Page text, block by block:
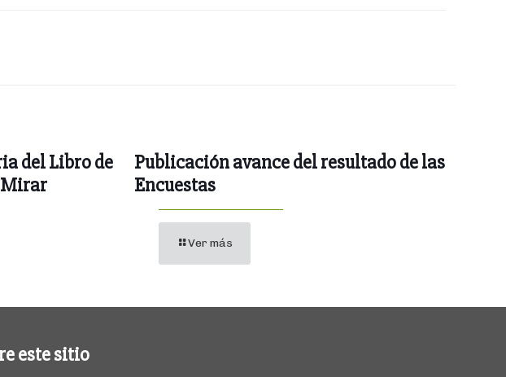
del Libro de
Mirar
Publicación avance del resultado de las
Encuestas
Ver más
este sitio